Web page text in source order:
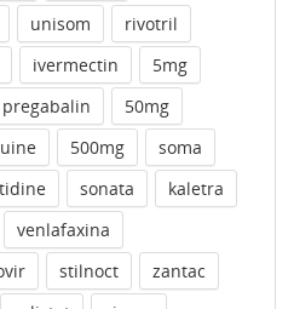
unisom
rivotril
ivermectin
5mg
pregabalin
50mg
500mg
soma
sonata
kaletra
venlafaxina
stilnoct
zantac